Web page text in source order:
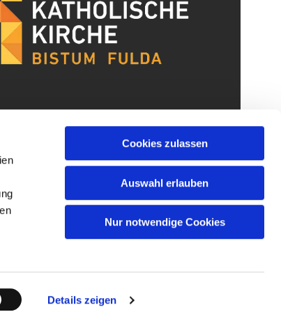
Details zeigen
Cookies zulassen
Auswahl erlauben
Nur notwendige Cookies